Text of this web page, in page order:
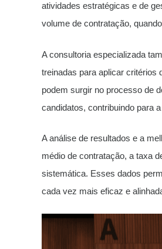
atividades estratégicas e de
volume de contratação,
A consultoria especializada
treinadas para aplicar critérios
podem surgir no processo de
candidatos, contribuindo para
A análise de resultados e a
médio de contratação, a taxa
sistemática. Esses dados
cada vez mais eficaz e